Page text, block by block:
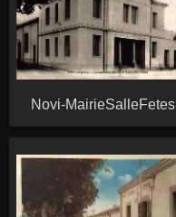
Novi-MairieSalleFetes